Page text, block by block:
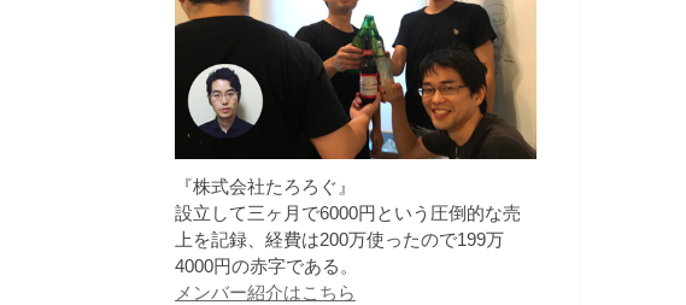
『株式会社たろろぐ』
設立して三ヶ月で6000円という圧倒的な売
上を記録、経費は200万使ったので199万
4000円の赤字である。
メンバー紹介はこちら